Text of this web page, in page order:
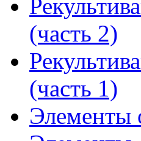
(часть 2)
(часть 1)
Элементы